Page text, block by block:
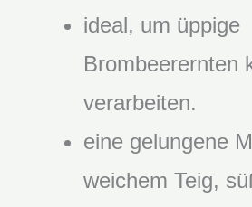
ideal, um üppige
Brombeerernten
verarbeiten.
eine gelungene
weichem Teig,